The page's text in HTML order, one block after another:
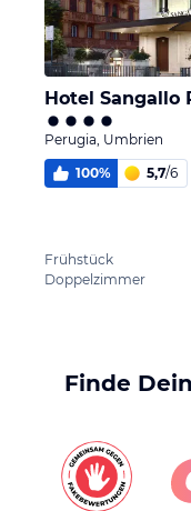
Hotel Sangallo
Perugia, Umbrien
100% 5,7/6
Frühstück
Doppelzimmer
Finde